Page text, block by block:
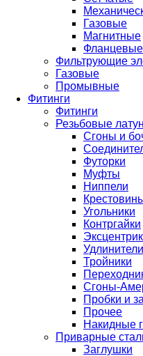
Газовые
Магнитные
Фланцевые
Фильтрующие
Газовые
Промывные
Фитинги
Фитинги
Резьбовые
Сгоны и
Футорки
Муфты
Ниппели
Угольники
Контргайки
Удлинители
Тройники
Сгоны-
Пробки и
Прочее
Накидные
Приварные
Заглушки